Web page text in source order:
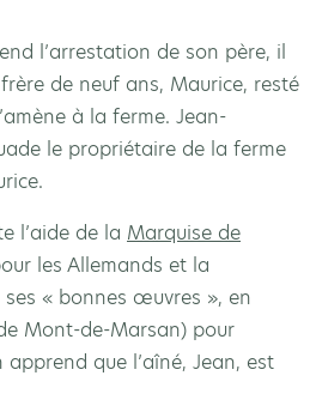
l’arrestation de son père, il
de neuf ans, Maurice, resté
à la ferme. Jean-
le propriétaire de la ferme
l’aide de la Marquise de
les Allemands et la
« bonnes œuvres », en
Mont-de-Marsan) pour
que l’aîné, Jean, est